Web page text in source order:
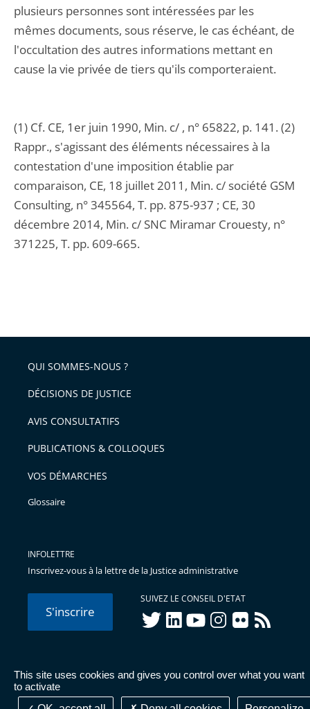
This site uses cookies and gives you control over what you want
to activate
plusieurs personnes sont intéressées par les
mêmes documents, sous réserve, le cas échéant, de
l'occultation des autres informations mettant en
cause la vie privée de tiers qu'ils comporteraient.
(1) Cf. CE, 1er juin 1990, Min. c/ , n° 65822, p. 141. (2)
Rappr., s'agissant des éléments nécessaires à la
contestation d'une imposition établie par
comparaison, CE, 18 juillet 2011, Min. c/ société GSM
Consulting, n° 345564, T. pp. 875-937 ; CE, 30
décembre 2014, Min. c/ SNC Miramar Crouesty, n°
371225, T. pp. 609-665.
QUI SOMMES-NOUS ?
DÉCISIONS DE JUSTICE
AVIS CONSULTATIFS
PUBLICATIONS & COLLOQUES
VOS DÉMARCHES
Glossaire
INFOLETTRE
Inscrivez-vous à la lettre de la Justice administrative
S'inscrire
SUIVEZ LE CONSEIL D'ETAT
twitterlinkedInyoutubeinstagram
flickr rss
© Conseil d'État 2026 - Mentions légales
Données
personnelles-Publications administratives-Accessibilité :